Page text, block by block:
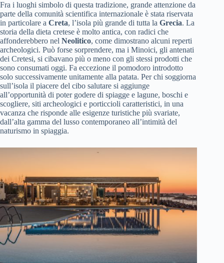
Fra i luoghi simbolo di questa tradizione, grande attenzione da
parte della comunità scientifica internazionale è stata riservata
in particolare a Creta, l’isola più grande di tutta la Grecia. La
storia della dieta cretese è molto antica, con radici che
affonderebbero nel Neolitico, come dimostrano alcuni reperti
archeologici. Può forse sorprendere, ma i Minoici, gli antenati
dei Cretesi, si cibavano più o meno con gli stessi prodotti che
sono consumati oggi. Fa eccezione il pomodoro introdotto
solo successivamente unitamente alla patata. Per chi soggiorna
sull’isola il piacere del cibo salutare si aggiunge
all’opportunità di poter godere di spiagge e lagune, boschi e
scogliere, siti archeologici e porticcioli caratteristici, in una
vacanza che risponde alle esigenze turistiche più svariate,
dall’alta gamma del lusso contemporaneo all’intimità del
naturismo in spiaggia.